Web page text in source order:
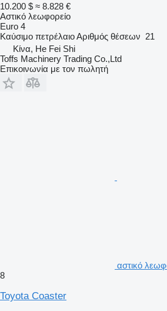
10.200 $ ≈ 8.828 €
Αστικό λεωφορείο
Euro 4
Καύσιμο πετρέλαιοΑριθμός θέσεων 21
Κίνα, He Fei Shi
Toffs Machinery Trading Co.,Ltd
Επικοινωνία με τον πωλητή
αστικό
8
Toyota Coaster